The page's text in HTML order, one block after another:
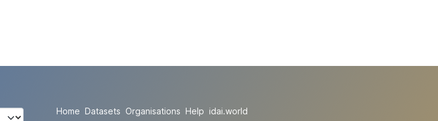
Home Datasets Organisations Help idai.world